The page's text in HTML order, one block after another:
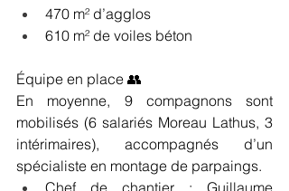
470 m² d’agglos
610 m² de voiles béton
Équipe en place 👥
En moyenne, 9 compagnons sont
mobilisés (6 salariés Moreau Lathus, 3
intérimaires), accompagnés d’un
spécialiste en montage de parpaings.
Chef de chantier : Guillaume